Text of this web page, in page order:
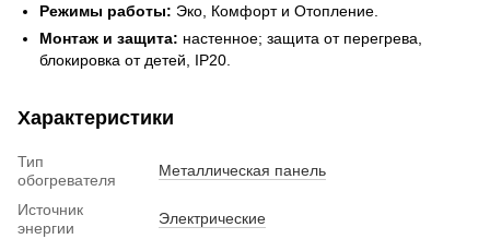
Режимы работы: Эко, Комфорт и Отопление.
Монтаж и защита: настенное; защита от перегрева,
блокировка от детей, IP20.
Характеристики
Тип
обогревателя
Металлическая панель
Источник
энергии
Электрические